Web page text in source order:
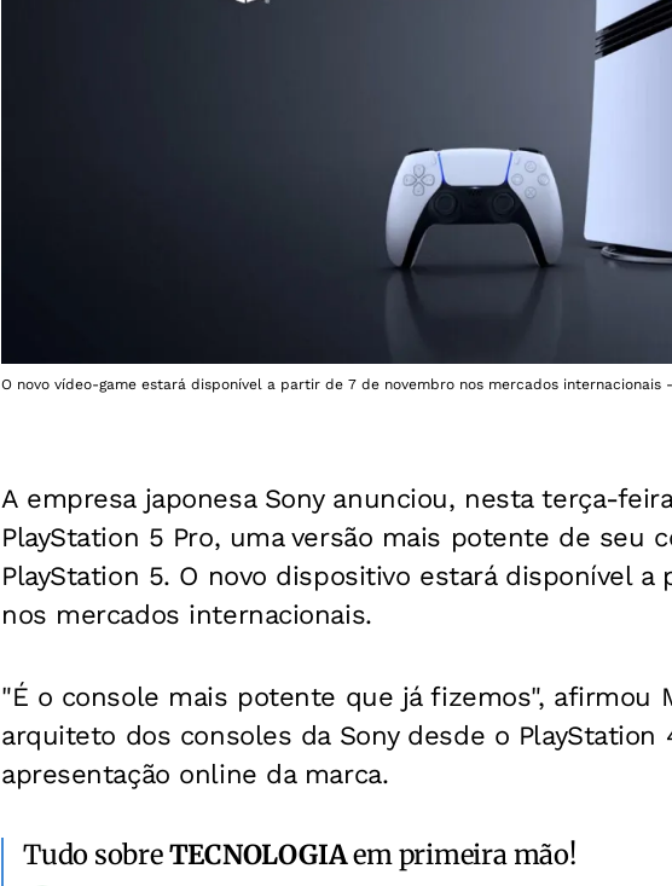
O novo vídeo-game estará disponível a partir de 7 de novembro nos mercados internacionais
A empresa japonesa Sony anunciou, nesta terça-
PlayStation 5 Pro, uma versão mais potente de seu
PlayStation 5. O novo dispositivo estará disponível a
nos mercados internacionais.
"É o console mais potente que já fizemos", afirmou
arquiteto dos consoles da Sony desde o PlayStation
apresentação online da marca.
Tudo sobreTECNOLOGIAem primeira mão!